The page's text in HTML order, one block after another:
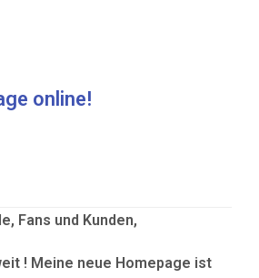
online!
Fans und Kunden,
! Meine neue Homepage ist